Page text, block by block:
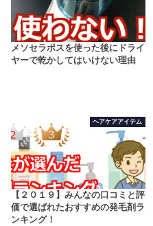
メソセラポスを使った後にドライ
ヤーで乾かしてはいけない理由
ヘアケアアイテム
【２０１９】みんなの口コミと評
価で選ばれたおすすめの発毛剤ラ
ンキング！